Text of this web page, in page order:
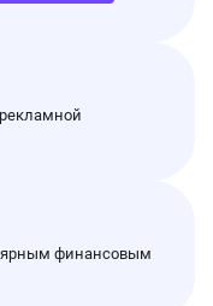
финансовым